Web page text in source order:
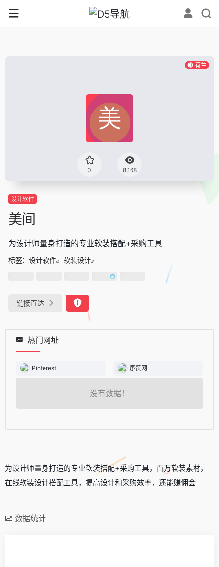
荷兰
0 8,168
设计软件
美间
为设计师量身打造的专业软装搭配+采购工具
标签： 设计软件 软装设计
链接直达
热门网址
Pinterest 序赞网
没有数据！
为设计师量身打造的专业软装搭配+采购工具，百万软装素材，
在线软装设计搭配工具，提高设计和采购效率，还能赚佣金
数据统计